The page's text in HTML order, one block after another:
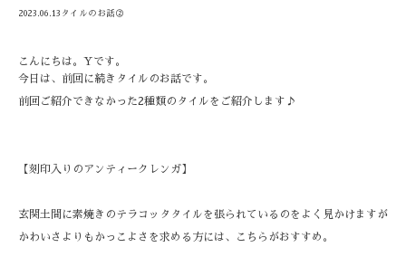
2023.06.13タイルのお話②
こんにちは。 Y です。
今日は、前回に続きタイルのお話です。
前回ご紹介できなかった2種類のタイルをご紹介します♪
【刻印入りのアンティークレンガ】
玄関土間に素焼きのテラコッタタイルを張られているのをよく見かけますが
かわいさよりもかっこよさを求める方には、こちらがおすすめ。